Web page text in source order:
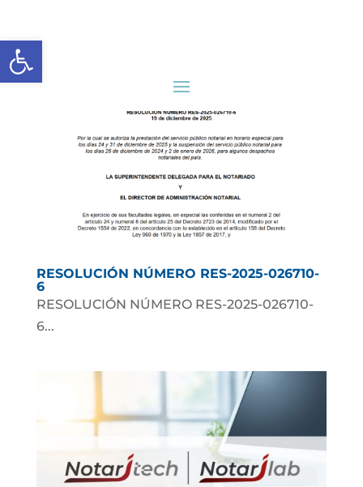
Abrir barra de herramientas
RESOLUCIÓN NÚMERO RES-2025-026710-
6
RESOLUCIÓN NÚMERO RES-2025-026710-
6...